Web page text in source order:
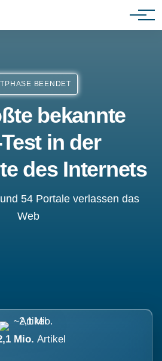
BEENDET
bekannte
in der
des Internets
54 Portale verlassen das
Web
Mio. Artikel